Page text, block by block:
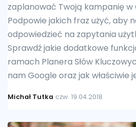
zaplanować Twoją kampanię w
Podpowie jakich fraz użyć, aby
odpowiedzieć na zapytania
Sprawdź jakie dodatkowe
ramach Planera Słów
nam Google oraz jak właściwie
Michał Tutka czw. 19.04.2018